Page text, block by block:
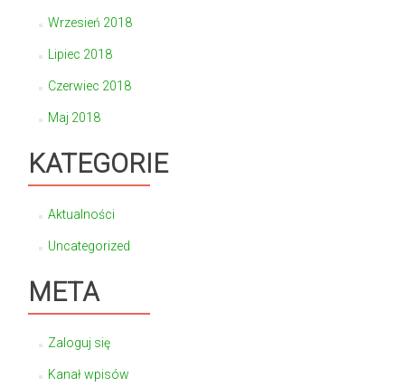
Wrzesień 2018
Lipiec 2018
Czerwiec 2018
Maj 2018
KATEGORIE
Aktualności
Uncategorized
META
Zaloguj się
Kanał wpisów